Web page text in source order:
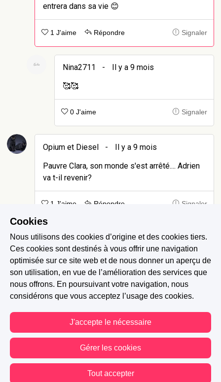
entrera dans sa vie 😊
1 J'aime Répondre Signaler
Nina2711 -
Il y a 9 mois
🥰🥰
0 J'aime Signaler
Opium et Diesel -
Il y a 9 mois
Pauvre Clara, son monde s'est arrêté.... Adrien
va t-il revenir?
1 J'aime Répondre Signaler
Nina2711 -
Il y a 9 mois
L’avenir nous le dira 🙏🏻🥰
0 J'aime Signaler
Cookies
Nous utilisons des cookies d’origine et des cookies tiers.
Ces cookies sont destinés à vous offrir une navigation
optimisée sur ce site web et de nous donner un aperçu de
son utilisation, en vue de l’amélioration des services que
nous offrons. En poursuivant votre navigation, nous
considérons que vous acceptez l’usage des cookies.
J'accepte le nécessaire
Gérer les cookies
Tout accepter